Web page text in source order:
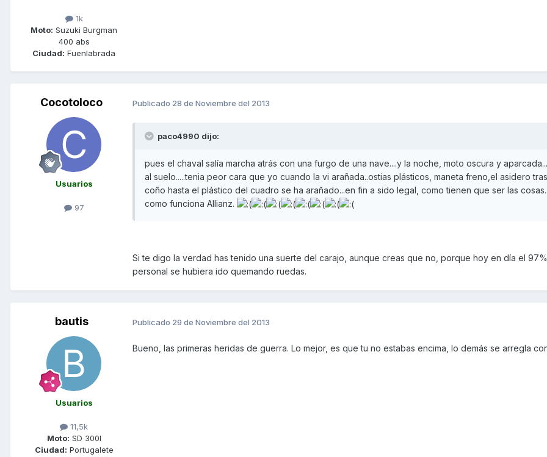
1k
Moto: Suzuki Burgman
400 abs
Ciudad: Fuenlabrada
Cocotoloco
Usuarios
97
Publicado 28 de Noviembre del 2013
paco4990 dijo:
pues el chaval salía marcha atrás con una furgo de una nave....y la noche, moto oscura y
al suelo.....tenia peor cara que yo cuando la vi arañada..ostias plásticos, maneta freno,el asidero
coño hasta el plástico del cuadro se ha arañado...en fin a sido legal, como tienen que ser las
como funciona Allianz.
Si te digo la verdad has tenido una suerte del carajo, aunque creas que no, porque hoy en día el
personal se hubiera ido quemando ruedas.
bautis
Usuarios
11,5k
Moto: SD 300I
Ciudad: Portugalete
Publicado 29 de Noviembre del 2013
Bueno, las primeras heridas de guerra. Lo mejor, es que tu no estabas encima, lo demás se arregla